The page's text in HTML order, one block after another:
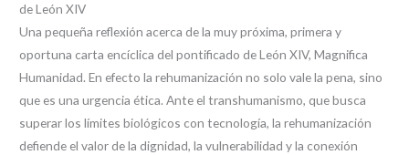
de León XIV
Una pequeña reflexión acerca de la muy próxima, primera y
oportuna carta encíclica del pontificado de León XIV, Magnifica
Humanidad. En efecto la rehumanización no solo vale la pena, sino
que es una urgencia ética. Ante el transhumanismo, que busca
superar los límites biológicos con tecnología, la rehumanización
defiende el valor de la dignidad, la vulnerabilidad y la conexión